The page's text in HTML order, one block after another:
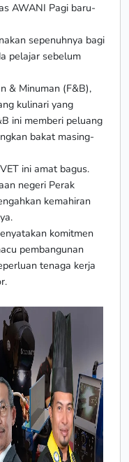
AWANI Pagi baru-
sepenuhnya bagi
pelajar sebelum
& Minuman (F&B),
kulinari yang
ini memberi peluang
bakat masing-
ini amat bagus.
negeri Perak
kemahiran
komitmen
pembangunan
tenaga kerja